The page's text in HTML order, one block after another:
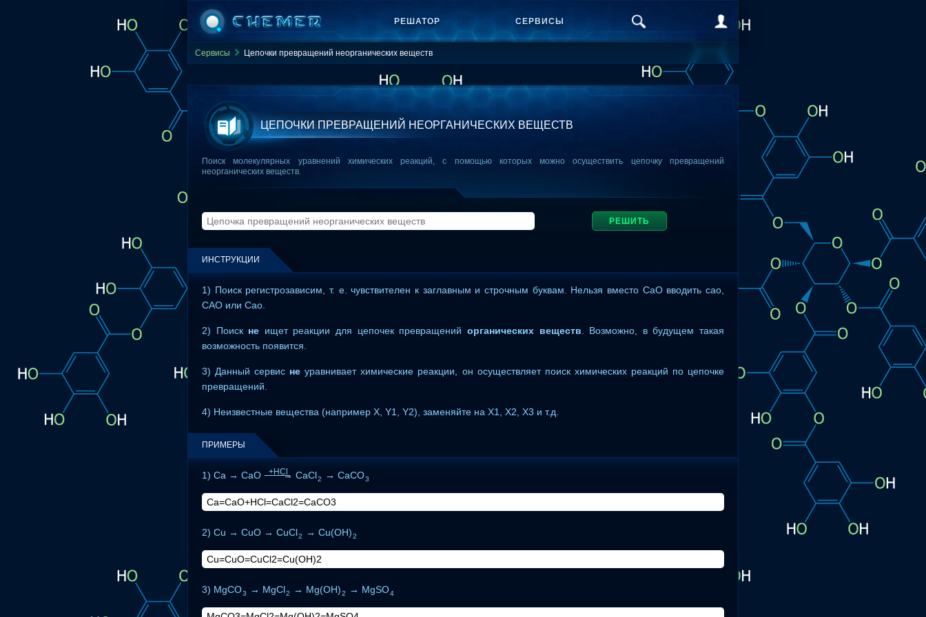
РЕШАТОР СЕРВИСЫ
Сервисы Цепочки превращений неорганических веществ
ЦЕПОЧКИ ПРЕВРАЩЕНИЙ НЕОРГАНИЧЕСКИХ ВЕЩЕСТВ
Поиск молекулярных уравнений химических реакций, с помощью которых можно осуществить цепочку превращений
неорганических веществ.
РЕШИТЬ
ИНСТРУКЦИИ
1) Поиск регистрозависим, т. е. чувствителен к заглавным и строчным буквам. Нельзя вместо CaO вводить cao,
CAO или Cao.
2) Поиск не ищет реакции для цепочек превращений органических веществ . Возможно, в будущем такая
возможность появится.
3) Данный сервис не уравнивает химические реакции, он осуществляет поиск химических реакций по цепочке
превращений.
4) Неизвестные вещества (например X, Y1, Y2), заменяйте на X1, X2, X3 и т.д.
ПРИМЕРЫ
1) Ca → CaO +HCl→ CaCl2 → CaCO3
2) Cu → CuO → CuCl2 → Cu(OH)2
3) MgCO3 → MgCl2 → Mg(OH)2 → MgSO4